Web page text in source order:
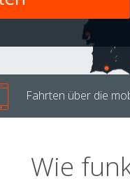
Fahrten über die
Wie